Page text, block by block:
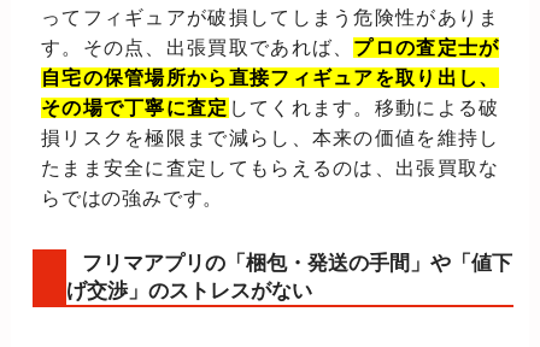
ってフィギュアが破損してしまう危険性がありま
す。その点、出張買取であれば、 プロの査定士が
自宅の保管場所から直接フィギュアを取り出し、
その場で丁寧に査定 してくれます。移動による破
損リスクを極限まで減らし、本来の価値を維持し
たまま安全に査定してもらえるのは、出張買取な
らではの強みです。
フリマアプリの「梱包・発送の手間」や「値下
げ交渉」のストレスがない